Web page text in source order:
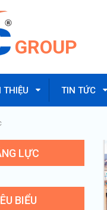
GROUP
THIỆU TIN TỨC
LỰC
BIỂU